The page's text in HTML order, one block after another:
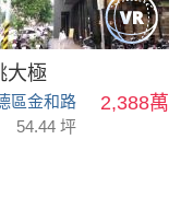
大極
區金和路 2,388萬
54.44 坪